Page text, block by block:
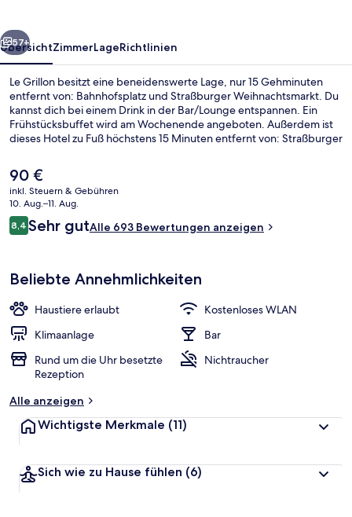
Weiter
57+
ÜbersichtZimmerLageRichtlinien
Le Grillon besitzt eine beneidenswerte Lage, nur 15 Gehminuten
entfernt von: Bahnhofsplatz und Straßburger Weihnachtsmarkt. Du
kannst dich bei einem Drink in der Bar/Lounge entspannen. Ein
Frühstücksbuffet wird am Wochenende angeboten. Außerdem ist
dieses Hotel zu Fuß höchstens 15 Minuten entfernt von: Straßburger
Personal zu berichten. Die Unterkunft ist nur einen kurzen
Fußmarsch von den öffentlichen Verkehrsmitteln entfernt: Zur U-
Bahn läuft man 3 Minuten (Straßenbahnhaltestelle Alt Winmärik)
bzw. 3 Minuten (Straßenbahnhaltestelle Gare Centrale).
Der
aktuelle
Preis
beträgt
90 €.
90 €
inkl. Steuern & Gebühren
10. Aug.–11. Aug.
Bewertungen
8,48,4 von 10.
Sehr gutAlle 693 Bewertungen anzeigen
Beliebte Annehmlichkeiten
Haustiere erlaubt
Kostenloses WLAN
Klimaanlage
Bar
Rund um die Uhr besetzte
Rezeption
Nichtraucher
Alle anzeigen
Wichtigste Merkmale (11)
Sich wie zu Hause fühlen (6)